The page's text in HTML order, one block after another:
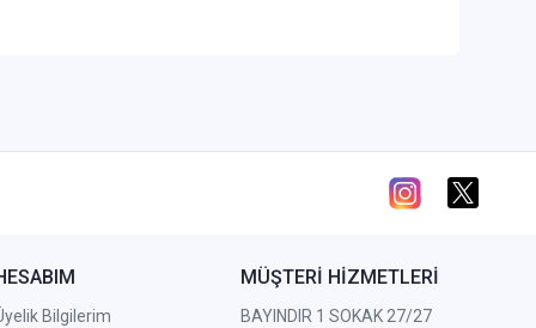
Bilgilerim
MÜŞTERİ HİZMETLERİ
BAYINDIR 1 SOKAK 27/27